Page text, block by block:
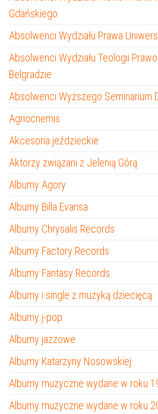
Gdańskiego
Absolwenci Wydziału Prawa
Absolwenci Wydziału Teologii
Belgradzie
Absolwenci Wyższego Seminarium
Agriocnemis
Akcesoria jeździeckie
Aktorzy związani z Jelenią Górą
Albumy Agory
Albumy Billa Evansa
Albumy Chrysalis Records
Albumy Factory Records
Albumy Fantasy Records
Albumy i single z muzyką dziecięcą
Albumy j-pop
Albumy jazzowe
Albumy Katarzyny Nosowskiej
Albumy muzyczne wydane w roku
Albumy muzyczne wydane w roku